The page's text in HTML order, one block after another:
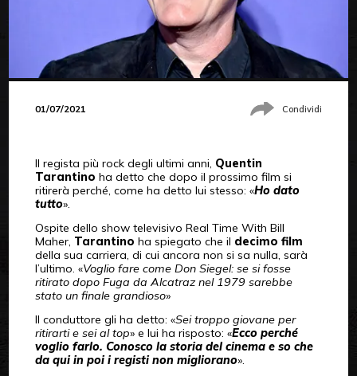
01/07/2021 Condividi
Il regista più rock degli ultimi anni, Quentin
Tarantino ha detto che dopo il prossimo film si
ritirerà perché, come ha detto lui stesso: «Ho dato
tutto».
Ospite dello show televisivo Real Time With Bill
Maher, Tarantino ha spiegato che il decimo film
della sua carriera, di cui ancora non si sa nulla, sarà
l’ultimo. «Voglio fare come Don Siegel: se si fosse
ritirato dopo Fuga da Alcatraz nel 1979 sarebbe
stato un finale grandioso»
Il conduttore gli ha detto: «Sei troppo giovane per
ritirarti e sei al top» e lui ha risposto: «Ecco perché
voglio farlo. Conosco la storia del cinema e so che
da qui in poi i registi non migliorano».